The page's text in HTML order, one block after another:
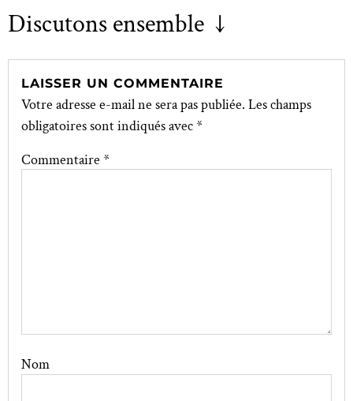
Discutons ensemble ↓
LAISSER UN COMMENTAIRE
Votre adresse e-mail ne sera pas publiée. Les champs
obligatoires sont indiqués avec*
Commentaire *
Nom